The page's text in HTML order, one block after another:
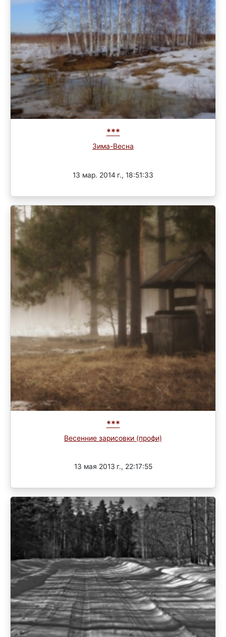
***
Зима-Весна
13 мар. 2014 г., 18:51:33
***
Весенние зарисовки (профи)
13 мая 2013 г., 22:17:55